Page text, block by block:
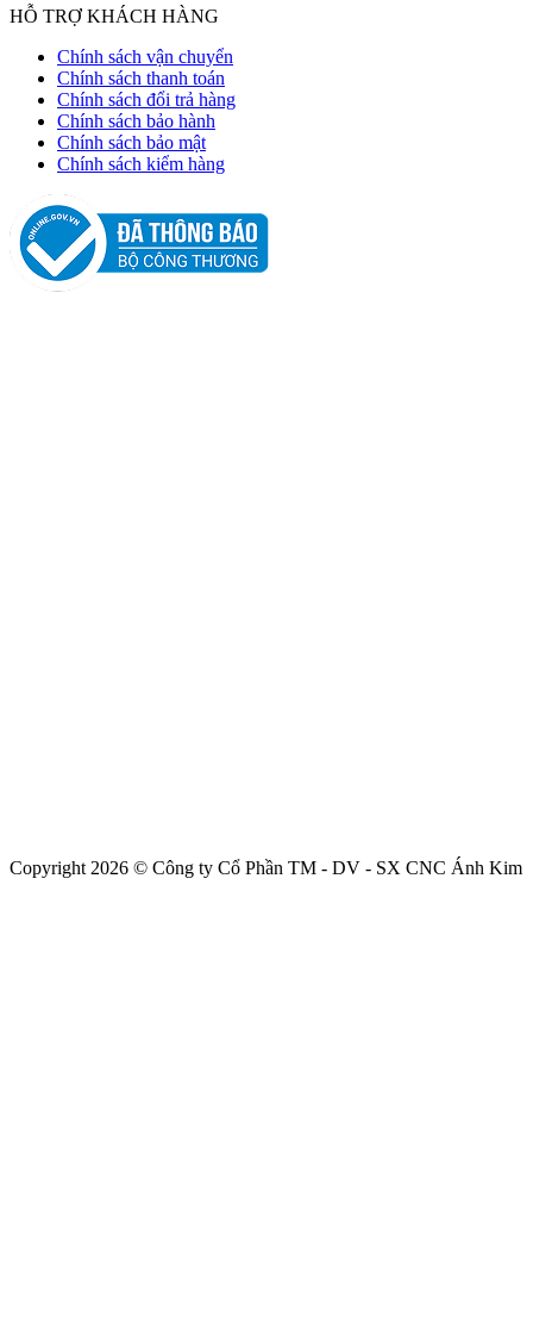
HỖ TRỢ KHÁCH HÀNG
Chính sách vận chuyển
Chính sách thanh toán
Chính sách đổi trả hàng
Chính sách bảo hành
Chính sách bảo mật
Chính sách kiểm hàng
Copyright 2026 © Công ty Cổ Phần TM - DV - SX CNC Ánh Kim